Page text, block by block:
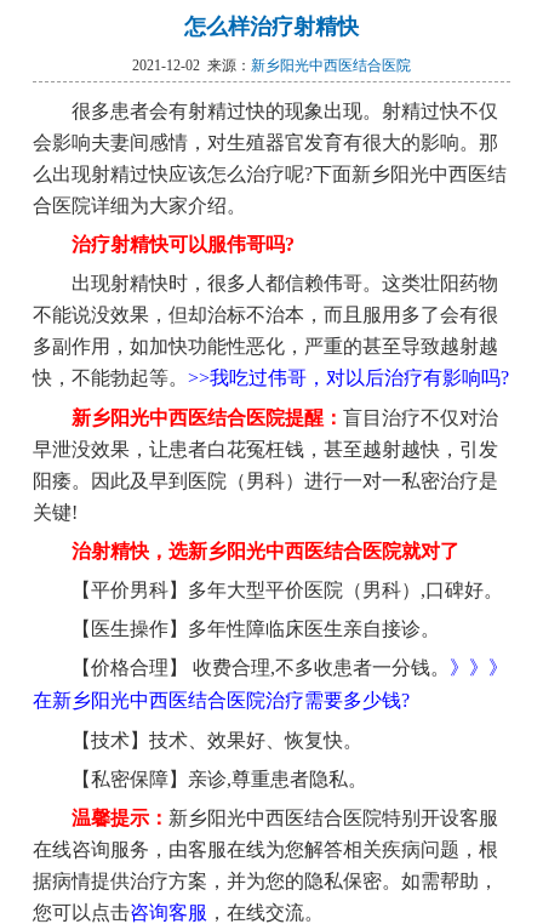
怎么样治疗射精快
2021-12-02 来源： 新乡阳光中西医结合医院
很多患者会有射精过快的现象出现。射精过快不仅
会影响夫妻间感情，对生殖器官发育有很大的影响。那
么出现射精过快应该怎么治疗呢?下面新乡阳光中西医结
合医院详细为大家介绍。
治疗射精快可以服伟哥吗?
出现射精快时，很多人都信赖伟哥。这类壮阳药物
不能说没效果，但却治标不治本，而且服用多了会有很
多副作用，如加快功能性恶化，严重的甚至导致越射越
快，不能勃起等。 >>我吃过伟哥，对以后治疗有影响吗?
新乡阳光中西医结合医院提醒： 盲目治疗不仅对治
早泄没效果，让患者白花冤枉钱，甚至越射越快，引发
阳痿。因此及早到医院（男科）进行一对一私密治疗是
关键!
治射精快，选新乡阳光中西医结合医院就对了
【平价男科】多年大型平价医院（男科）,口碑好。
【医生操作】多年性障临床医生亲自接诊。
【价格合理】 收费合理,不多收患者一分钱。 》》》
在新乡阳光中西医结合医院治疗需要多少钱?
【技术】技术、效果好、恢复快。
【私密保障】亲诊,尊重患者隐私。
温馨提示： 新乡阳光中西医结合医院特别开设客服
在线咨询服务，由客服在线为您解答相关疾病问题，根
据病情提供治疗方案，并为您的隐私保密。如需帮助，
您可以点击咨询客服 ，在线交流。